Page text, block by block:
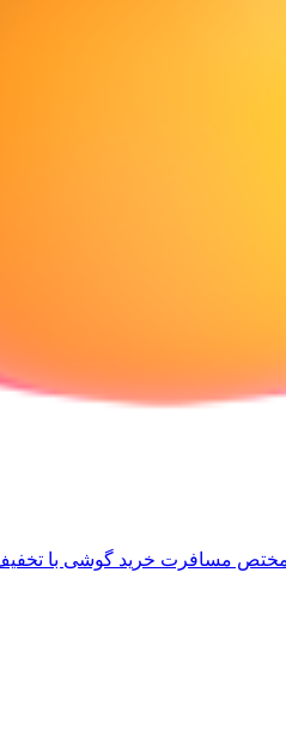
مختص مسافرت خرید گوشی با